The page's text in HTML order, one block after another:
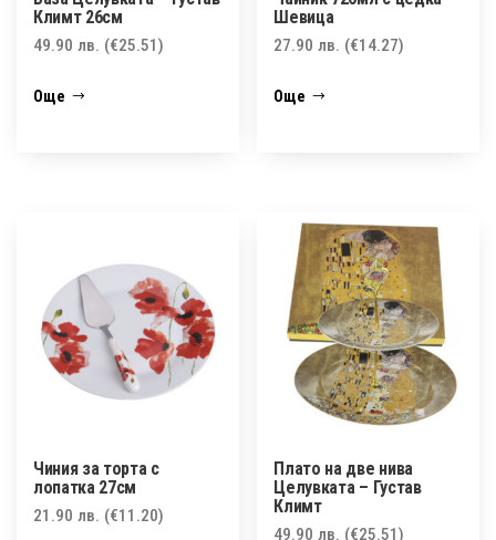
Климт 26см
49.90 лв. (€25.51)
Още
Шевица
27.90лв. (€14.27)
Още
Чиния за торта с
лопатка 27см
21.90 лв. (€11.20)
Плато на две нива
Целувката – Густав
Климт
49.90лв. (€25.51)